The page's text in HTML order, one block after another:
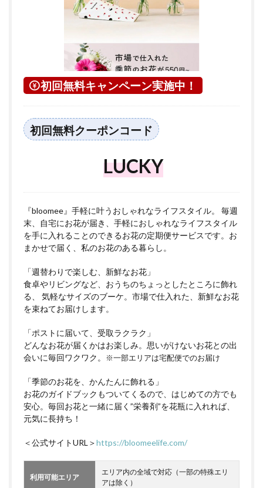
初回無料キャンペーン実施中！
初回無料クーポンコード
LUCKY
『bloomee』手軽に叶うおしゃれなライフスタイル。 毎週
末、自宅にお花が届き、手軽におしゃれなライフスタイル
を手に入れることのできるお花の定期便サービスです。お
まかせで届く、私のお花のある暮らし。
「週替わりで楽しむ、新鮮なお花」
食卓やリビングなど、おうちのちょっとしたところに飾れ
る、 気軽なサイズのブーケ。市場で仕入れた、新鮮なお花
を束ねてお届けします。
「ポストに届いて、受取ラクラク」
どんなお花が届くかはお楽しみ。思いがけないお花との出
会いに毎回ワクワク。
※一部エリアは宅配便でのお届け
「季節のお花を、かんたんに飾れる」
お花のガイドブックもついてくるので、はじめての方でも
安心。毎回お花と一緒に届く”栄養剤”を花瓶に入れれば、
元気に長持ち！
＜公式サイトURL＞https://bloomeelife.com/
利用可能エリア
エリア内の全域で対応（一部の特殊エリ
アは除く）